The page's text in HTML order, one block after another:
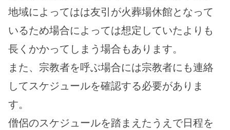
地域によってはは友引が火葬場休館となって
いるため場合によっては想定していたよりも
長くかかってしまう場合もあります。
また、宗教者を呼ぶ場合には宗教者にも連絡
してスケジュールを確認する必要がありま
す。
僧侶のスケジュールを踏まえたうえで日程を